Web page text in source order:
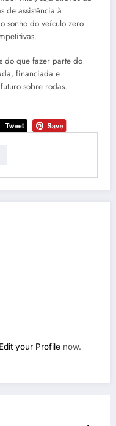
de assistência à
sonho do veículo zero
do que fazer parte do
financiada e
sobre rodas.
Edit your Profile now.